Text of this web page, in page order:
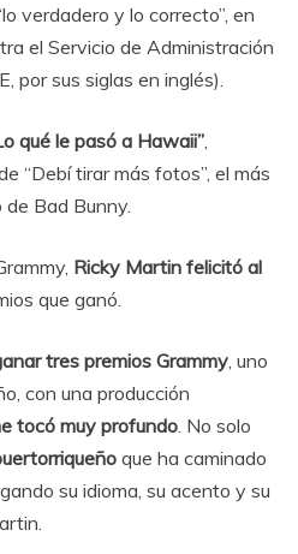
verdadero y lo correcto”, en
el Servicio de Administración
por sus siglas en inglés).
qué le pasó a Hawaii”
“Debí tirar más fotos”, el más
Bad Bunny.
Ricky Martin felicitó al
que ganó.
tres premios Grammy , uno
con una producción
tocó muy profundo . No solo
que ha caminado
su idioma, su acento y su